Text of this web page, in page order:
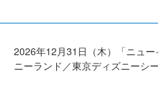
2026年12月31日（木）「ニュ
ニーランド／東京ディズニーシ